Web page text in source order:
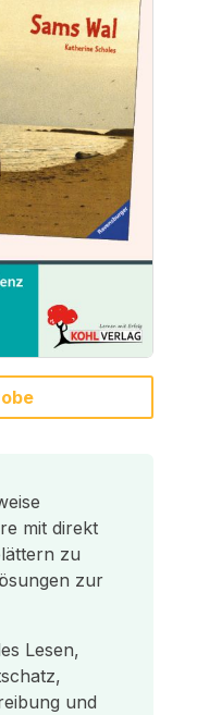
mit direkt
zu
zur
Lesen,
und